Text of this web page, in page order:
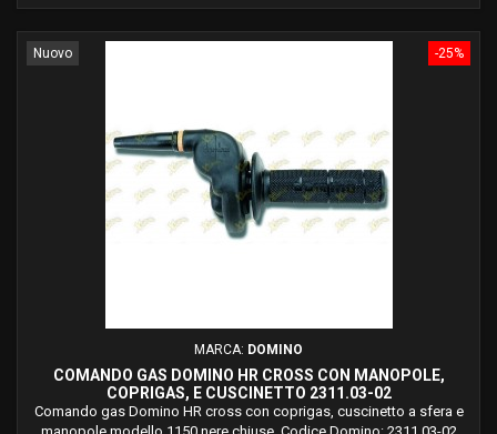
-25%
Nuovo
MARCA: DOMINO
COMANDO GAS DOMINO HR CROSS CON MANOPOLE,
COPRIGAS, E CUSCINETTO 2311.03-02
Comando gas Domino HR cross con coprigas, cuscinetto a sfera e